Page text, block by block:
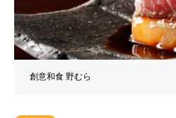
創意和食 野むら